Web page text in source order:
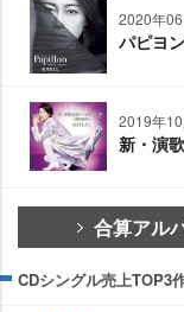
2020年
パピヨ
2019年
新・演
合算アル
CDシングル売上TOP3